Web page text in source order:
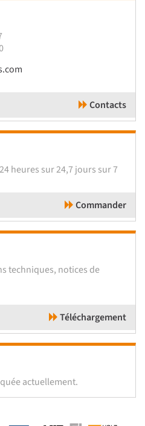
Contacts
heures sur 24,7 jours sur 7
Commander
techniques, notices de
Téléchargement
actuellement.